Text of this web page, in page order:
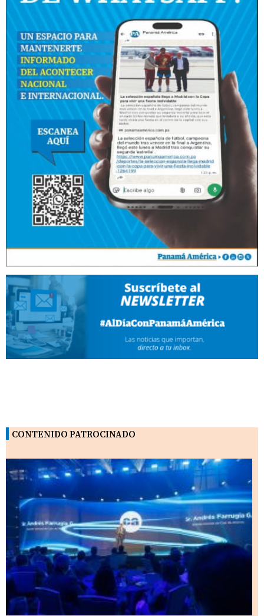
CONTENIDO PATROCINADO